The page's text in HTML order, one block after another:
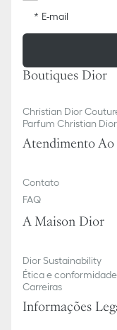
E-mail
Boutiques Dior
Christian Dior
Parfum Christian Dior
Atendimento
Contato
FAQ
A Maison Dior
Dior Sustainability
Ética e conformidade
Carreiras
Informações